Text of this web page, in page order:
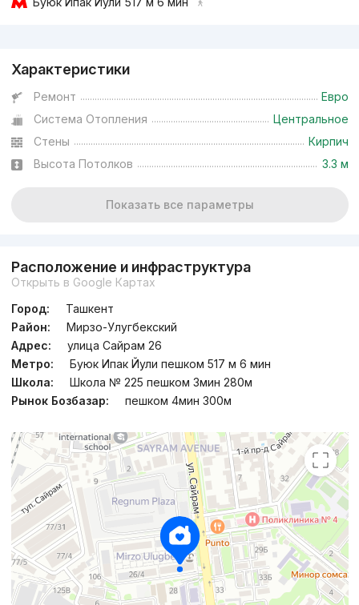
Характеристики
Ремонт
Евро
Система Отопления
Центральное
Стены
Кирпич
Высота Потолков
3.3 м
Показать все параметры
Расположение и инфраструктура
Открыть в Google Картах
Город:
Ташкент
Район:
Мирзо-Улугбекский
Адрес:
улица Сайрам 26
Метро:
Буюк Ипак Йули пешком 517 м 6 мин
Школа:
Школа № 225 пешком 3мин 280м
Рынок Бозбазар:
пешком 4мин 300м